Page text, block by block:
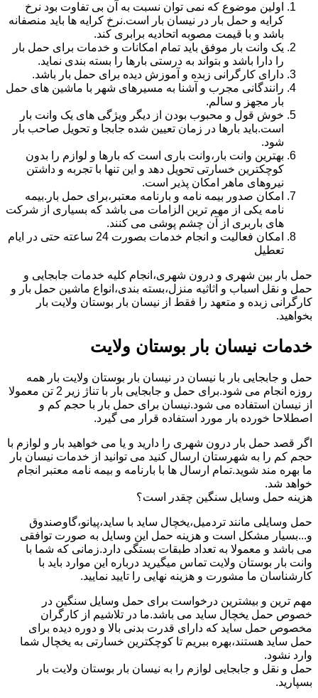
اولین موضوع که نمی توان نسبت به آن بی تفاوت بود نرخ
کرایه و حمل بار در نیسان بار است.نرخ کرایه ها باید منصفانه
باشد و با قیمت مصوبه اتحادیه برابری کند.
یک وانت بار موفق باید تمام امکانات و خدمات برای حمل بار
را دارا باشد و بتواند به درستی بارها را بسته بندی نماید.
دارای کارگرانی زبده و آموزش دیده برای حمل بار باشد.
رانندگانی مجرب و آشنا به مسیرهای شهر با ماشین های حمل
بار مجهز و سالم.
خوش قول و محبوب بودن از دیگر ویژگی های یک وانت بار
است.باید بارها در زمان تعیین شده جابجا و تحویل صاحب بار
شود.
بهترین وانت بار،وانت باری است که بارها و لوازم را بدون
کوچکترین خسارتی تحویل دهد و این تنها با تجربه و داشتن
نیروهای ماهر امکان پذیر است.
امکان صدور بیمه نامه و بارنامه معتبر،برای حمل بار.بیمه
نامه یکی از مهم ترین الزامات می باشد که بسیاری از شرکت
های باربری از آن چشم پوشی می کنند.
امکان فعالیت و انجام خدمات بصورت 24 ساعته حتی در ایام
تعطیل
حمل بار بین شهری و درون شهری،انجام کلیه خدمات جابجایی و
حمل و نقل اسباب و اثاثیه منزل،بسته بندی،انواع ماشین حمل بار و
کارگرانی زبده و متعهد را فقط از نیسان بار بوستان ولایت بار
بخواهید.
خدمات نیسان بار بوستان ولایت
حمل و جابجایی بار با نیسان در نیسان بار بوستان ولایت بار همه
روزه انجام می شود.برای حمل و جابجایی بار با تناژ زیر 2 تن معمولا
از نیسان استفاده می شود.نیسان برای حمل بار با حجم کم و
اصطلاحا خورده بار مورد استفاده قرار می گیرد.
اگر قصد حمل بار درون شهری را دارید و یا می خواهید بار و لوازم با
حجم کم را به شهرستان ارسال کنید می توانید از خدمات نیسان بار
ما بهره مند شوید.تمام ارسال ها با بارنامه و بیمه نامه معتبر انجام
خواهد شد.
هزینه حمل وسایل سنگین چقدر است؟
حمل وسایلی مانند تردمیل،یخچال ساید با ساید،پیانو،گاوصندوق
و...بسیار مشکل است و هزینه حمل این وسایل به صورت توافقی
می باشد و معمولا به تعداد طبقات بستگی دارد.زمانی که شما با
وانت بار بوستان ولایت تماس میگیرید درباره این موارد باید با
کارشناسان ما مشورت و هزینه نهایی را تایید نمایید.
مهم ترین و بیشترین درخواست برای حمل وسایل سنگین در
خصوص حمل یخچال ساید می باشد.ما در تلاشیم از کارگران
مخصوص حمل ساید که دارای قدرت بدنی بالا و دوره دیده برای
حمل ساید هستند،بهره ببریم تا کوچکترین خسارتی به یخچال شما
وارد نشود.
حمل و نقل و جابجایی لوازم را به نیسان بار بوستان ولایت بار
بسپارید.